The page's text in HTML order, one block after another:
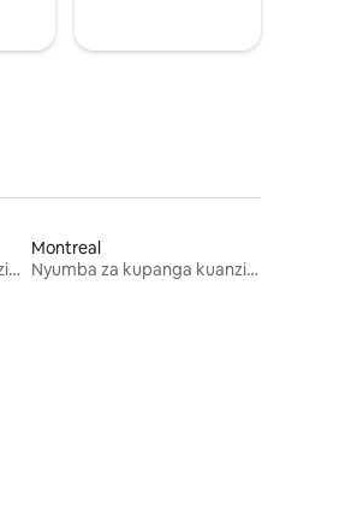
Nyumba za kupanga kuanzia mwezi mmoja
Montreal
Nyumba za kupanga kuanzia mwezi mmoja